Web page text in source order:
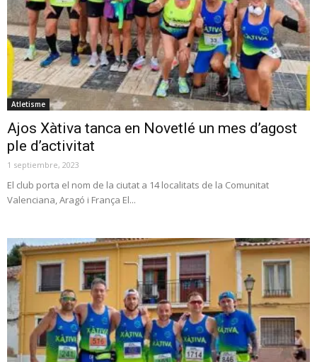
Atletisme
Ajos Xàtiva tanca en Novetlé un mes d’agost
ple d’activitat
1 septiembre, 2023
El club porta el nom de la ciutat a 14 localitats de la Comunitat
Valenciana, Aragó i França El...